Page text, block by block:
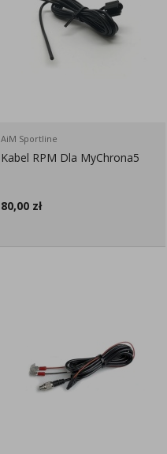
AiM Sportline
Kabel RPM Dla MyChrona5
80,00 zł